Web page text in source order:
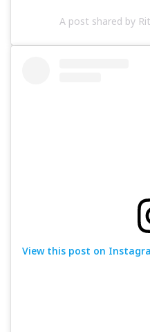
A post shared by
View this post on